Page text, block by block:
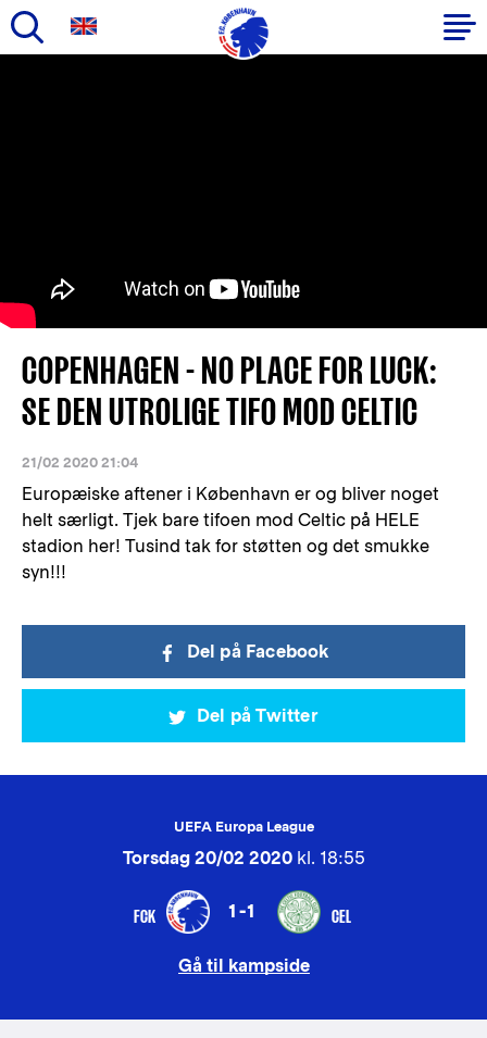
COPENHAGEN - NO PLACE FOR LUCK:
SE DEN UTROLIGE TIFO MOD CELTIC
21/02 2020 21:04
Europæiske aftener i København er og bliver noget
helt særligt. Tjek bare tifoen mod Celtic på HELE
stadion her! Tusind tak for støtten og det smukke
syn!!!
Del på Facebook
Del på Twitter
UEFA Europa League
Torsdag 20/02 2020kl. 18:55
FCK 1-1 CEL
Gå til kampside